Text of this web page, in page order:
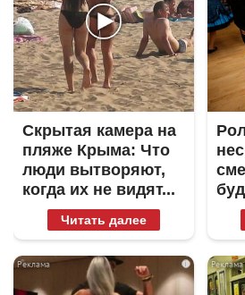
Скрытая камера на
пляже Крыма: Что
люди вытворяют,
когда их не видят...
Читать далее
i